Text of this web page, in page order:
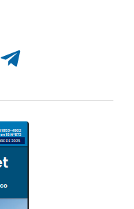
Compartir en Telegram